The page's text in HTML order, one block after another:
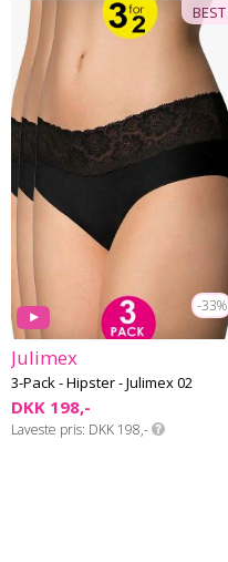
-33%
BEST
Julimex
3-Pack - Hipster - Julimex 02
DKK 198,-
Laveste pris DKK 198,-